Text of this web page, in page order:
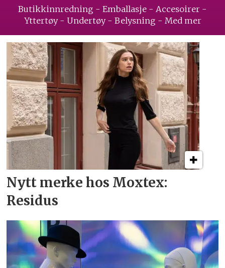
Butikkinnredning - Emballasje - Accesoirer -
Yttertøy - Undertøy - Belysning - Med mer
Nytt merke hos Moxtex:
Residus